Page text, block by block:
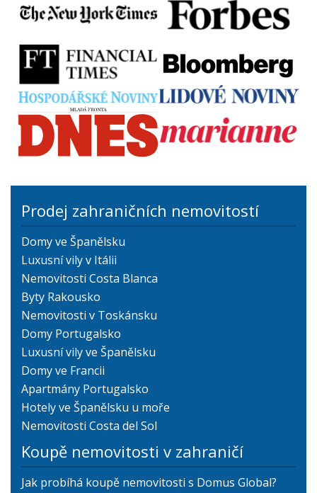
Prodej zahraničních nemovitostí
Domy ve Španělsku
Luxusní vily v Itálii
Nemovitosti Costa Blanca
Byty Rakousko
Nemovitosti v Toskánsku
Domy Portugalsko
Luxusní vily ve Španělsku
Domy ve Francii
Apartmány Portugalsko
Hotely ve Španělsku u moře
Nemovitosti Costa del Sol
Koupě nemovitosti v zahraničí
Jak probíhá koupě nemovitosti s Domus Global?